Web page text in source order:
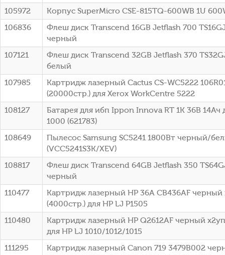
105972
Корпус SuperMicro CSE-815TQ-600WB 1U
106836
Флеш диск Transcend 16GB Jetflash 700
черный
107121
Флеш диск Transcend 32GB Jetflash 370
белый
107985
Картридж лазерный Cactus CS-WC5222
(20000стр.) для Xerox WorkCentre 5222
108127
Батарея для ибп Ippon Innova RT 1K 36В 14Ач
1000 (621783)
108649
Пылесос Samsung SC5241 1800Вт черный/
(VCC5241S3K/XEV)
108817
Флеш диск Transcend 64GB Jetflash 350
черный
110477
Картридж лазерный HP 36A CB436AF черный
(4000стр.) для HP LJ P1505
110480
Картридж лазерный HP Q2612AF черный
для HP LJ 1010/1012/1015
111295
Картридж лазерный Canon 719 3479B002